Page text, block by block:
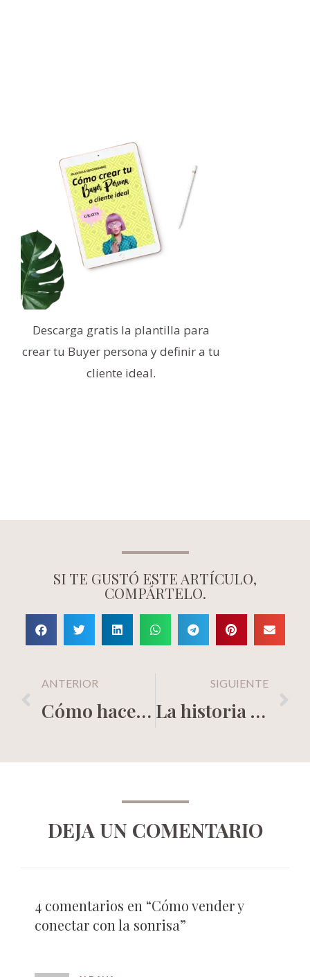
Descarga gratis la plantilla para
crear tu Buyer persona y definir a tu
cliente ideal.
SI TE GUSTÓ ESTE ARTÍCULO,
COMPÁRTELO.
ANTERIOR
Cómo hacer una campaña de navidad memorable
SIGUIENTE
La historia de Marie Forleo
DEJA UN COMENTARIO
4 comentarios en “Cómo vender y
conectar con la sonrisa”